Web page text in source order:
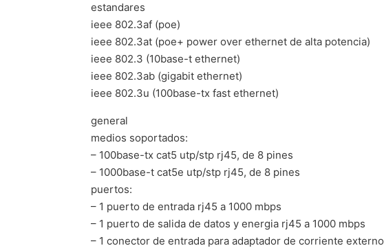
estandares
ieee 802.3af (poe)
ieee 802.3at (poe+ power over ethernet de alta potencia)
ieee 802.3 (10base-t ethernet)
ieee 802.3ab (gigabit ethernet)
ieee 802.3u (100base-tx fast ethernet)
general
medios soportados:
– 100base-tx cat5 utp/stp rj45, de 8 pines
– 1000base-t cat5e utp/stp rj45, de 8 pines
puertos:
– 1 puerto de entrada rj45 a 1000 mbps
– 1 puerto de salida de datos y energia rj45 a 1000 mbps
– 1 conector de entrada para adaptador de corriente externo